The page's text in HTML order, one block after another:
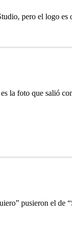
pero el logo es
la foto que salió
pusieron el de